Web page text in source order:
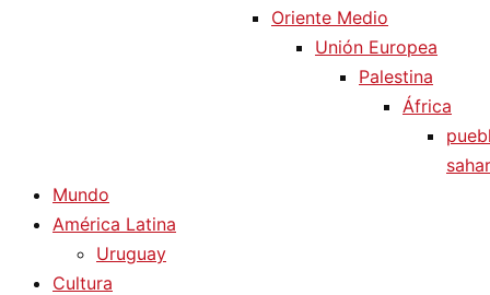
Oriente Medio
Unión Europea
Palestina
África
Mundo
América Latina
Uruguay
Cultura